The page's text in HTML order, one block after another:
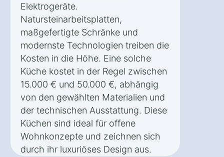
Elektrogeräte.
Natursteinarbeitsplatten,
maßgefertigte Schränke und
modernste Technologien treiben die
Kosten in die Höhe. Eine solche
Küche kostet in der Regel zwischen
15.000 € und 50.000 €, abhängig
von den gewählten Materialien und
der technischen Ausstattung. Diese
Küchen sind ideal für offene
Wohnkonzepte und zeichnen sich
durch ihr luxuriöses Design aus.